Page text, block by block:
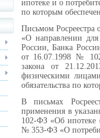
ипотеке и о
по которым
Письмом
«О направлении
России, Банка
от 16.07.1998 №
закона от
физическими
обязательства по
В письмах
применения в
102-ФЗ «Об ипотеке
№ 353-ФЗ «О